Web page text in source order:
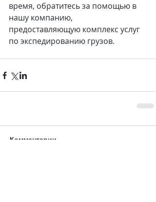
время, обратитесь за помощью в
нашу компанию,
предоставляющую комплекс услуг
по экспедированию грузов.
Комментарии